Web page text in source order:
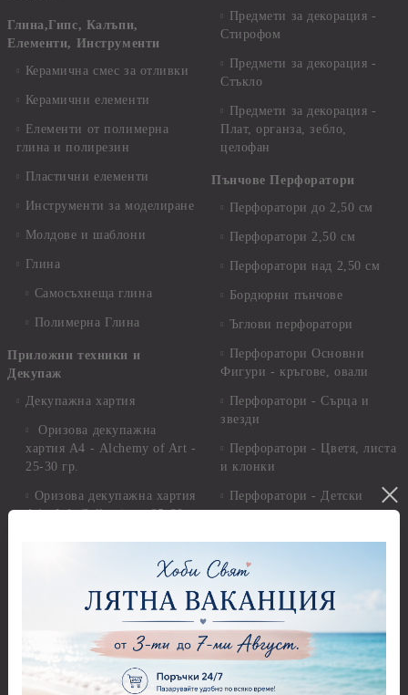
Глина,Гипс, Калъпи,
Елементи, Инструменти
Керамична смес за отливки
Керамични елементи
Елементи от полимерна
глина и полирезин
Пластични елементи
Инструменти за моделиране
Молдове и шаблони
Глина
Самосъхнеща глина
Полимерна Глина
Приложни техники и
Декупаж
Декупажна хартия
Оризова декупажна
хартия А4 - Alchemy of Art -
25-30 гр.
Оризова декупажна хартия
А4 - Itd. Collection - 25-30
Фина оризова декупажна
хартия Stamperia - 21 х
29.см. - 28гр.
Декупажна хартия - Други
Антични пасти
Вакс пасти
Предмети за декорация -
Стирофом
Предмети за декорация -
Стъкло
Предмети за декорация -
Плат, органза, зебло,
целофан
Пънчове Перфоратори
Перфоратори до 2,50 см
Перфоратори 2,50 см
Перфоратори над 2,50 см
Бордюрни пънчове
Ъглови перфоратори
Перфоратори Основни
Фигури - кръгове, овали
Перфоратори - Сърца и
звезди
Перфоратори - Цветя, листа
и клонки
Перфоратори - Детски
Зимни
Рисуване
Грунд и почистващи
разтвори
Платна за рисуване